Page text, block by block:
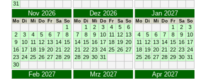
31
Nov 2026
Mo Di Mi Do Fr Sa So
1
2
3 4 5 6 7
8
9
10 11 12 13 14 15
16 17 18 19 20 21
22
23 24 25 26 27 28 29
30
Dez 2026
Mo Di Mi Do Fr Sa So
1 2 3 4 5
6
7
8 9 10 11 12 13
14 15 16 17 18 19 20
21
22 23 24 25 26 27
28 29 30 31
Jan 2027
Mo Di Mi Do Fr Sa So
1 2
3
4
5 6 7 8 9
10
11
12 13 14 15 16 17
18 19 20 21 22 23 24
25 26 27 28 29 30 31
Feb 2027 Mrz 2027 Apr 2027